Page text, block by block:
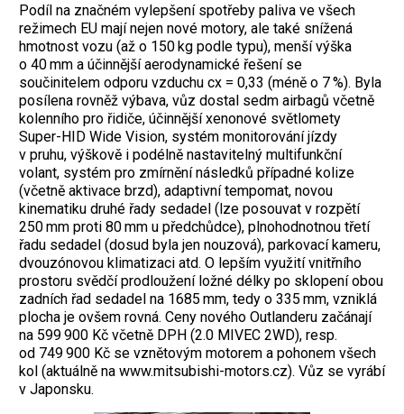
Podíl na značném vylepšení spotřeby paliva ve všech
režimech EU mají nejen nové motory, ale také snížená
hmotnost vozu (až o 150 kg podle typu), menší výška
o 40 mm a účin­nější aerodynamické řešení se
součinitelem odporu vzduchu cx = 0,33 (méně o 7 %). Byla
posílena rovněž výbava, vůz dostal sedm air­bagů včetně
kolenního pro řidiče, účinnější xenonové světlomety
Super-HID Wide Vi­sion, systém monitorování jízdy
v pruhu, výškově i podélně nastavitelný multifunkční
volant, systém pro zmírnění následků případné kolize
(včetně aktivace brzd), adaptivní tempomat, novou
kinematiku druhé řady sedadel (lze posouvat v rozpětí
250 mm proti 80 mm u předchůdce), plnohodnotnou třetí
řadu sedadel (dosud byla jen nouzová), parkovací kameru,
dvouzónovou klimatizaci atd. O lepším využití vnitřního
prostoru svědčí prodloužení ložné délky po sklopení obou
zadních řad sedadel na 1685 mm, tedy o 335 mm, vzniklá
plocha je ovšem rovná. Ceny nového Outlanderu začánají
na 599 900 Kč včetně DPH (2.0 MIVEC 2WD), resp.
od 749 900 Kč se vznětovým motorem a pohonem všech
kol (aktuálně na www.mitsubishi-motors.cz). Vůz se vyrábí
v Japonsku.